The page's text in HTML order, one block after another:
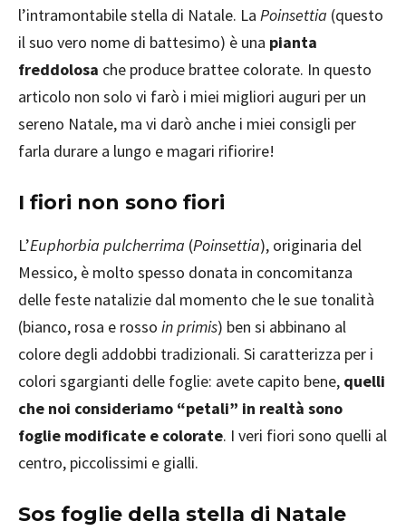
l’intramontabile stella di Natale. La Poinsettia (questo
il suo vero nome di battesimo) è una pianta
freddolosa che produce brattee colorate. In questo
articolo non solo vi farò i miei migliori auguri per un
sereno Natale, ma vi darò anche i miei consigli per
farla durare a lungo e magari rifiorire!
I fiori non sono fiori
L’Euphorbia pulcherrima (Poinsettia), originaria del
Messico, è molto spesso donata in concomitanza
delle feste natalizie dal momento che le sue tonalità
(bianco, rosa e rosso in primis) ben si abbinano al
colore degli addobbi tradizionali. Si caratterizza per i
colori sgargianti delle foglie: avete capito bene, quelli
che noi consideriamo “petali” in realtà sono
foglie modificate e colorate. I veri fiori sono quelli al
centro, piccolissimi e gialli.
Sos foglie della stella di Natale